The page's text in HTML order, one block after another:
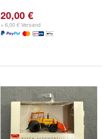
20,00 €
+ 6,00 € Versand